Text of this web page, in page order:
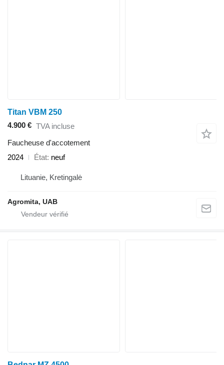
Titan VBM 250
4.900 € TVA incluse
Faucheuse d'accotement
2024
État neuf
Lituanie, Kretingalė
Agromita, UAB